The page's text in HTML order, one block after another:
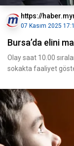
https://
07 Kasım 2025
Bursa’da elini
Olay saat 10.00
sokakta faaliyet